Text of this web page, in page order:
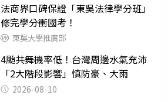
法商界口碑保證「東吳法律學分班」
修完學分衝國考！
東吳大學推廣部
4颱共舞機率低！台灣周邊水氣充沛
「2大階段影響」慎防豪、大雨
2026-08-10